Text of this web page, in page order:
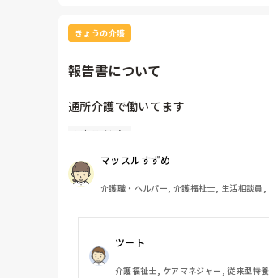
きょうの介護
報告書について
通所介護で働いてます
いう議事録を作成しなくてはいけな
アセスメント
マッスルすずめ
介護職・ヘルパー, 介護福祉士, 生活相談員
ツート
介護福祉士, ケアマネジャー, 従来型特